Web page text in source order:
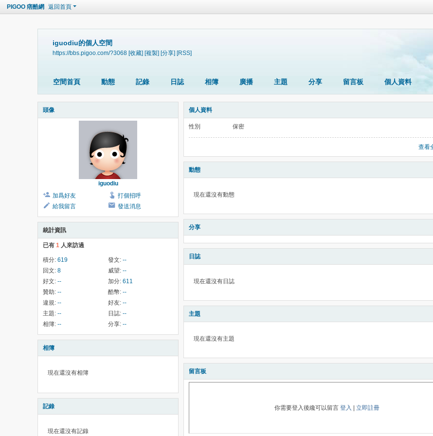
PIGOO 痞酷網 返回首頁
iguodiu的個人空間
https://bbs.pigoo.com/?3068 [收藏] [複製] [分享] [RSS]
空間首頁 動態 記錄 日誌 相簿 廣播 主題 分享 留言板 個人資料
頭像
iguodiu
加爲好友
打個招呼
給我留言
發送消息
統計資訊
已有 1 人來訪過
積分: 619 發文: --
回文: 8 威望: --
好文: -- 加分: 611
贊助: -- 酷幣: --
違規: -- 好友: --
主題: -- 日誌: --
相簿: -- 分享: --
相簿
現在還沒有相簿
記錄
現在還沒有記錄
個人資料
性別 保密
查看
動態
現在還沒有動態
分享
日誌
現在還沒有日誌
主題
現在還沒有主題
留言板
你需要登入後纔可以留言 登入 立即註冊